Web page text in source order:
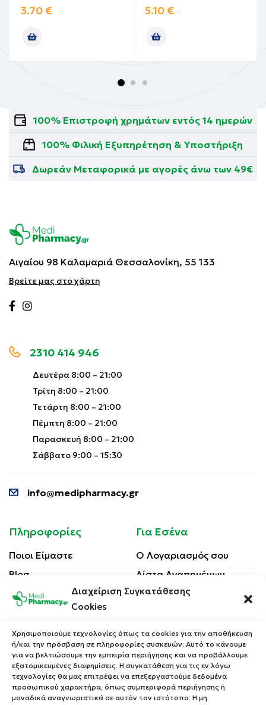
Διαχείριση Συγκατάθεσης
Cookies
Χρησιμοποιούμε τεχνολογίες όπως τα cookies για την αποθήκευση
ή/και την πρόσβαση σε πληροφορίες συσκευών. Αυτό το κάνουμε
για να βελτιώσουμε την εμπειρία περιήγησης και να προβάλλουμε
εξατομικευμένες διαφημίσεις. Η συγκατάθεση για τις εν λόγω
τεχνολογίες θα μας επιτρέψει να επεξεργαστούμε δεδομένα
προσωπικού χαρακτήρα, όπως συμπεριφορά περιήγησης ή
μοναδικά αναγνωριστικά σε αυτόν τον ιστότοπο. Η μη
3.70 € 5.10 €
100% Επιστροφή χρημάτων εντός 14 ημερών
100% Φιλική Εξυπηρέτηση & Υποστήριξη
Δωρεάν Μεταφορικά με αγορές άνω των 49€
Αιγαίου 98 Καλαμαριά Θεσσαλονίκη, 55 133
Βρείτε μας στο χάρτη
2310 414 946
Δευτέρα 8:00 – 21:00
Τρίτη 8:00 – 21:00
Τετάρτη 8:00 – 21:00
Πέμπτη 8:00 – 21:00
Παρασκευή 8:00 – 21:00
Σάββατο 9:00 – 15:30
info@medipharmacy.gr
Πληροφορίες
Ποιοι Είμαστε
Blog
Επικοινωνία
Πολιτική Απορρήτου
Τρόποι Αποστολής
Τρόποι Πληρωμής
Για Εσένα
Ο Λογαριασμός σου
Λίστα Αγαπημένων
Οι Παραγγελίες σου
Κέρδισε Κουπόνι
Έκπτωσης